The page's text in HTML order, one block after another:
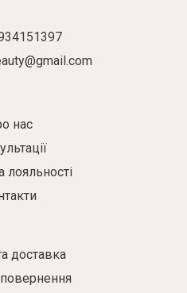
нас
лояльності
доставка